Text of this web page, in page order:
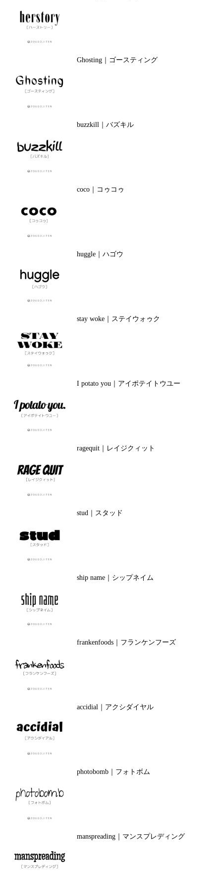
Ghosting｜ゴースティング
buzzkill｜バズキル
coco｜コゥコゥ
huggle｜ハゴウ
stay woke｜ステイウォゥク
I potato you｜アイポテイトウユー
ragequit｜レイジクィット
stud｜スタッド
ship name｜シップネイム
frankenfoods｜フランケンフーズ
accidial｜アクシダイヤル
photobomb｜フォトボム
manspreading｜マンスプレディング